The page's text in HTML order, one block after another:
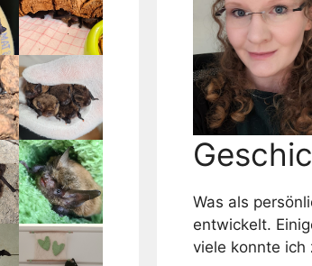
Was als
entwickelt.
viele konnte ich